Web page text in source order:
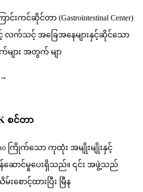
းကင်ဆိုင်တာ (Gastrointestinal Center)
လက်သင့် အခြေအနေများနှင့်ဆိုင်သော
က်များ အတွက် မျာ
စင်တာ
ကြိုက်သော ကုထုံး အမျိုးမျိုးနှင့်
ောင်မှုပေးရှိသည်။ ၎င်း အဖွဲ့သည်
စောင့်ထားပြီး မြီန